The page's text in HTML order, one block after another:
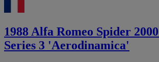
1988 Alfa Romeo Spider
Series 3 'Aerodinamica'